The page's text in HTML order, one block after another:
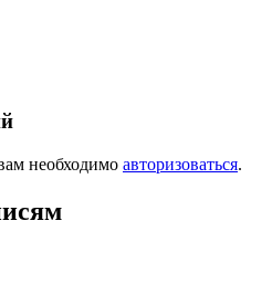
необходимо авторизоваться.